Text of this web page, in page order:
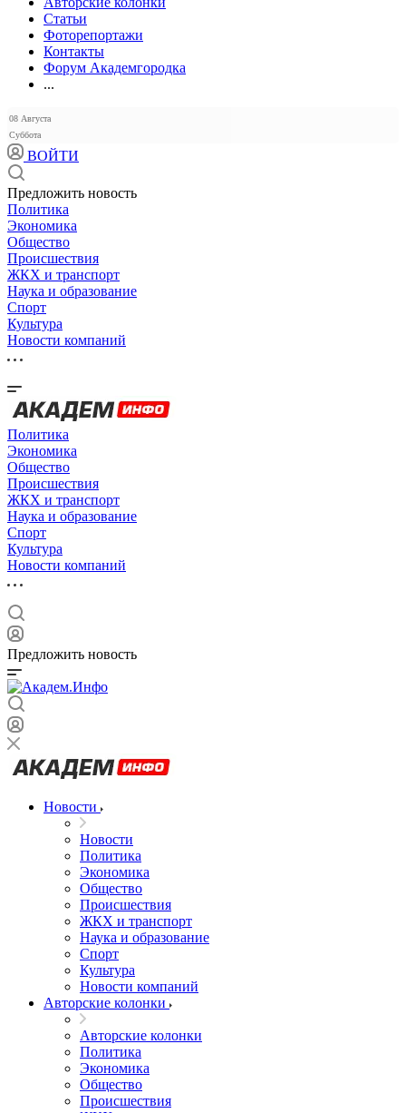
Статьи
Фоторепортажи
Контакты
Форум Академгородка
...
08 Августа
Суббота
ВОЙТИ
Предложить новость
Политика
Экономика
Общество
Происшествия
ЖКХ и транспорт
Наука и образование
Спорт
Культура
Новости компаний
Политика
Экономика
Общество
Происшествия
ЖКХ и транспорт
Наука и образование
Спорт
Культура
Новости компаний
Предложить новость
Новости
Новости
Политика
Экономика
Общество
Происшествия
ЖКХ и транспорт
Наука и образование
Спорт
Культура
Новости компаний
Авторские колонки
Авторские колонки
Политика
Экономика
Общество
Происшествия